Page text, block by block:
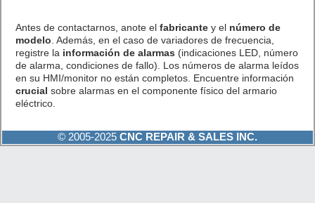
Antes de contactarnos, anote el fabricantey el número de
modelo . Además, en el caso de variadores de frecuencia,
registre la información de alarmas (indicaciones LED, número
de alarma, condiciones de fallo). Los números de alarma leídos
en su HMI/monitor no están completos. Encuentre información
crucial sobre alarmas en el componente físico del armario
eléctrico.
© 2005-2025 CNC REPAIR & SALES INC.